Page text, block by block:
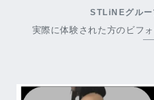
STLiNEグルー
実際に体験された方のビフ